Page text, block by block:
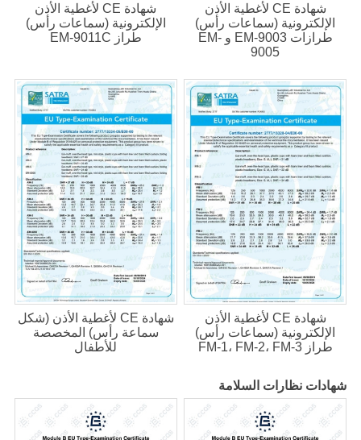
شهادة CE لأغطية الأذن
الإلكترونية (سماعات رأس)
طرازات EM-9003 و EM-
9005
شهادة CE لأغطية الأذن
الإلكترونية (سماعات رأس)
طراز EM-9011C
شهادة CE لأغطية الأذن
الإلكترونية (سماعات رأس)
طراز FM-1، FM-2، FM-3
شهادة CE لأغطية الأذن (شكل
سماعة رأس) المخصصة
للأطفال
شهادات نظارات السلامة